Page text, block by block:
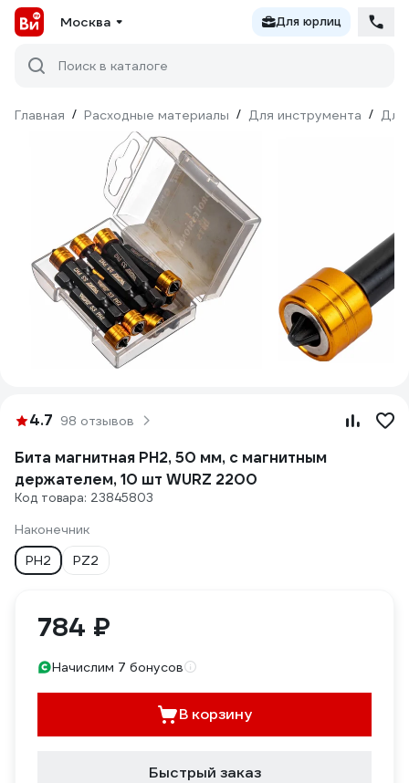
Москва Для юрлиц
Поиск в каталоге
Главная / Расходные материалы / Для инструмента / Для
4.7 98 отзывов
Бита магнитная PH2, 50 мм, с магнитным
держателем, 10 шт WURZ 2200
Код товара: 23845803
Наконечник
PH2
PZ2
784 ₽
Начислим 7 бонусов
В корзину
Быстрый заказ